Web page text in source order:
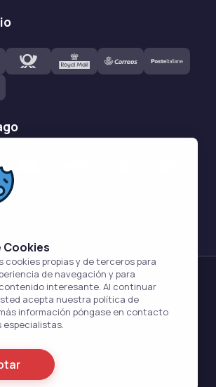
FernándezFarmacia
                      Acerca de Nosotros
                      Nuestro farmacéutico
PP. FF
Cookies
cookies propias y de terceros para
de navegación y para
interesante. Al continuar
acepta nuestra política de
información póngase en contacto